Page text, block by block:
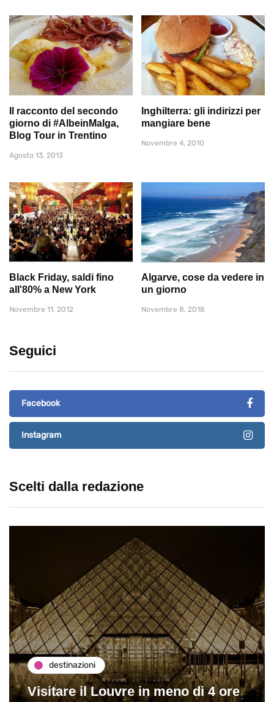
Il racconto del secondo
giorno di #AlbeinMalga,
Blog Tour in Trentino
Agosto 13, 2013
Inghilterra: gli indirizzi per
mangiare bene
Novembre 4, 2010
Black Friday, saldi fino
all'80% a New York
Novembre 11, 2012
Algarve, cose da vedere in
un giorno
Novembre 8, 2018
Seguici
Facebook
Instagram
Scelti dalla redazione
destinazioni
Visitare il Louvre in meno di 4 ore